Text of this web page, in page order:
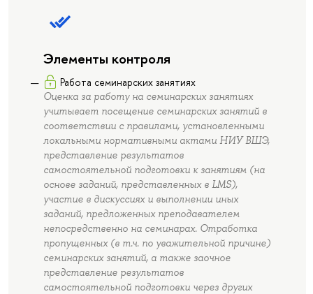
Элементы контроля
Работа семинарских занятиях
Оценка за работу на семинарских занятиях
учитывает посещение семинарских занятий в
соответствии с правилами, установленными
локальными нормативными актами НИУ ВШЭ,
представление результатов
самостоятельной подготовки к занятиям (на
основе заданий, представленных в LMS),
участие в дискуссиях и выполнении иных
заданий, предложенных преподавателем
непосредственно на семинарах. Отработка
пропущенных (в т.ч. по уважительной причине)
семинарских занятий, а также заочное
представление результатов
самостоятельной подготовки через других